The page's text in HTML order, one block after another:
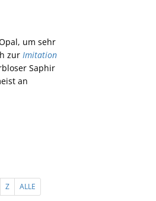
um sehr
zur Imitation
Saphir
an
Z ALLE